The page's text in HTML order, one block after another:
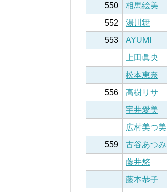
550
相馬絵美
552
湯川舞
553
AYUMI
上田眞央
松本恵奈
556
高樹リサ
宇井愛美
広村美つ美
559
古谷あつみ
藤井悠
藤本恭子